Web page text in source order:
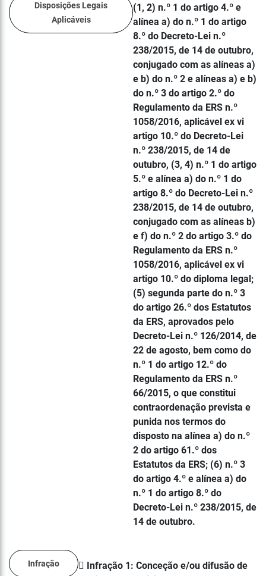
Disposições Legais
Aplicáveis
(1, 2) n.º 1 do artigo 4.º e
alínea a) do n.º 1 do artigo
8.º do Decreto-Lei n.º
238/2015, de 14 de outubro,
conjugado com as alíneas a)
e b) do n.º 2 e alíneas a) e b)
do n.º 3 do artigo 2.º do
Regulamento da ERS n.º
1058/2016, aplicável ex vi
artigo 10.º do Decreto-Lei
n.º 238/2015, de 14 de
outubro, (3, 4) n.º 1 do artigo
5.º e alínea a) do n.º 1 do
artigo 8.º do Decreto-Lei n.º
238/2015, de 14 de outubro,
conjugado com as alíneas b)
e f) do n.º 2 do artigo 3.º do
Regulamento da ERS n.º
1058/2016, aplicável ex vi
artigo 10.º do diploma legal;
(5) segunda parte do n.º 3
do artigo 26.º dos Estatutos
da ERS, aprovados pelo
Decreto-Lei n.º 126/2014, de
22 de agosto, bem como do
n.º 1 do artigo 12.º do
Regulamento da ERS n.º
66/2015, o que constitui
contraordenação prevista e
punida nos termos do
disposto na alínea a) do n.º
2 do artigo 61.º dos
Estatutos da ERS; (6) n.º 3
do artigo 4.º e alínea a) do
n.º 1 do artigo 8.º do
Decreto-Lei n.º 238/2015, de
14 de outubro.
Infração
 Infração 1: Conceção e/ou difusão de